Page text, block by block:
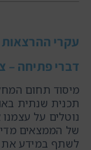
עקרי ההרצאות
דברי פתיחה –
מיסוד תחום
תכנית שנתית
נוטלים על
של הממצאים מדי
לשתף במידע את